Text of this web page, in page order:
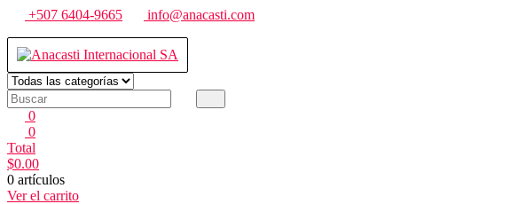
Saltar
contenido
+507 6404-9665 info@anacasti.com
Anacasti Internacional SA
Ventas de productos al por mayor de flores y plantas. juguetes, navidad, religioso y adornos
0
0
Total
$0.00
0 artículos
Ver el carrito